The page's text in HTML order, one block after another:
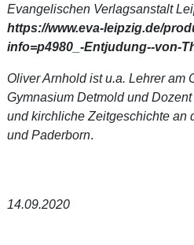
Evangelischen Verlagsanstalt
https://www.eva-leipzig.de/
info=p4980_-Entjudung--von-
Oliver Arnhold ist u.a. Lehrer am
Gymnasium Detmold und
und kirchliche Zeitgeschichte an
und Paderborn.
14.09.2020